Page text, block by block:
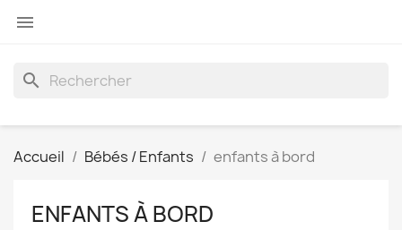

search
Accueil Bébés / Enfants enfants à bord
ENFANTS À BORD